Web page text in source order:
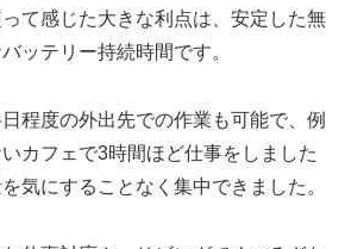
て感じた大きな利点は、安定した無
ッテリー持続時間です。
程度の外出先での作業も可能で、例
カフェで3時間ほど仕事をしました
気にすることなく集中できました。